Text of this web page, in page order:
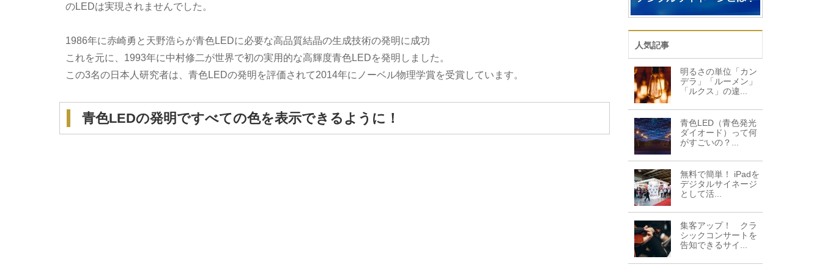
のLEDは実現されませんでした。
1986年に赤崎勇と天野浩らが青色LEDに必要な高品質結晶の生成技術の発明に成功
これを元に、1993年に中村修二が世界で初の実用的な高輝度青色LEDを発明しました。
この3名の日本人研究者は、青色LEDの発明を評価されて2014年にノーベル物理学賞を受賞しています。
青色LEDの発明ですべての色を表示できるように！
人気記事
明るさの単位「カン
デラ」「ルーメン」
「ルクス」の違...
青色LED（青色発光
ダイオード）って何
がすごいの？...
無料で簡単！ iPadを
デジタルサイネージ
として活...
集客アップ！ クラ
シックコンサートを
告知できるサイ...